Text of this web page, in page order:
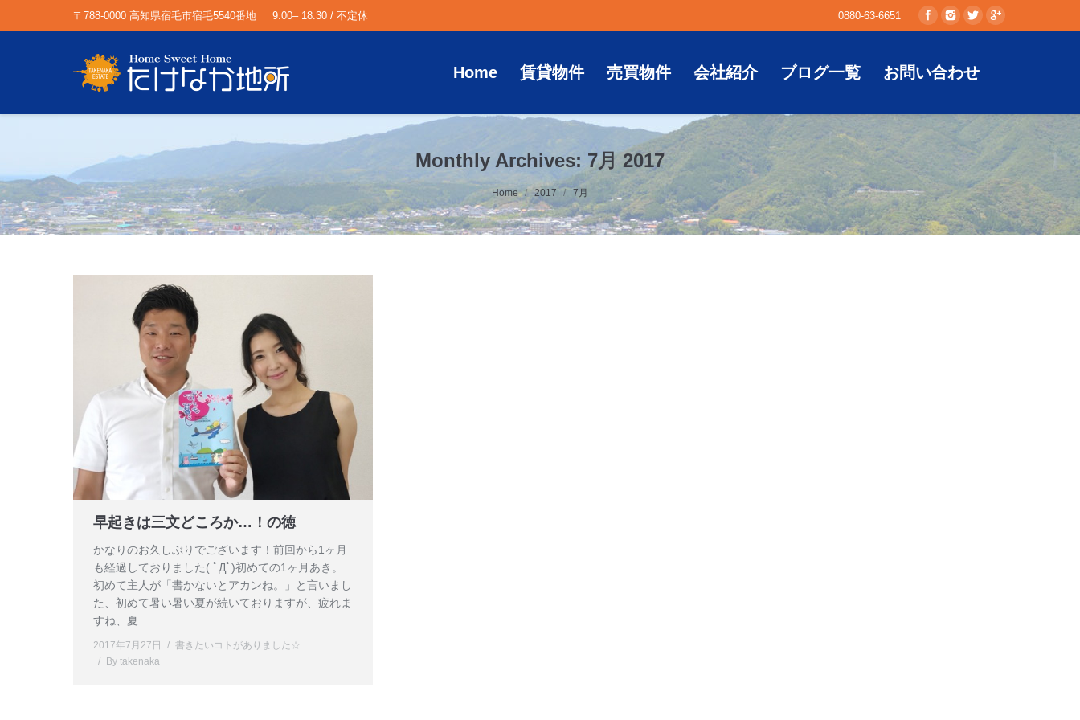
〒788-0000 高知県宿毛市宿毛5540番地 9:00– 18:30 / 不定休 0880-63-6651
Home 賃貸物件 売買物件 会社紹介 ブログ一覧 お問い合わせ
Monthly Archives: 7月 2017
You are here: Home 2017 7月
早起きは三文どころか…！の徳
かなりのお久しぶりでございます！前回から1ヶ月
も経過しておりました( ﾟДﾟ)初めての1ヶ月あき。
初めて主人が「書かないとアカンね。」と言いまし
た、初めて暑い暑い夏が続いておりますが、疲れま
すね、夏
2017年7月27日
書きたいコトがありました☆
By takenaka